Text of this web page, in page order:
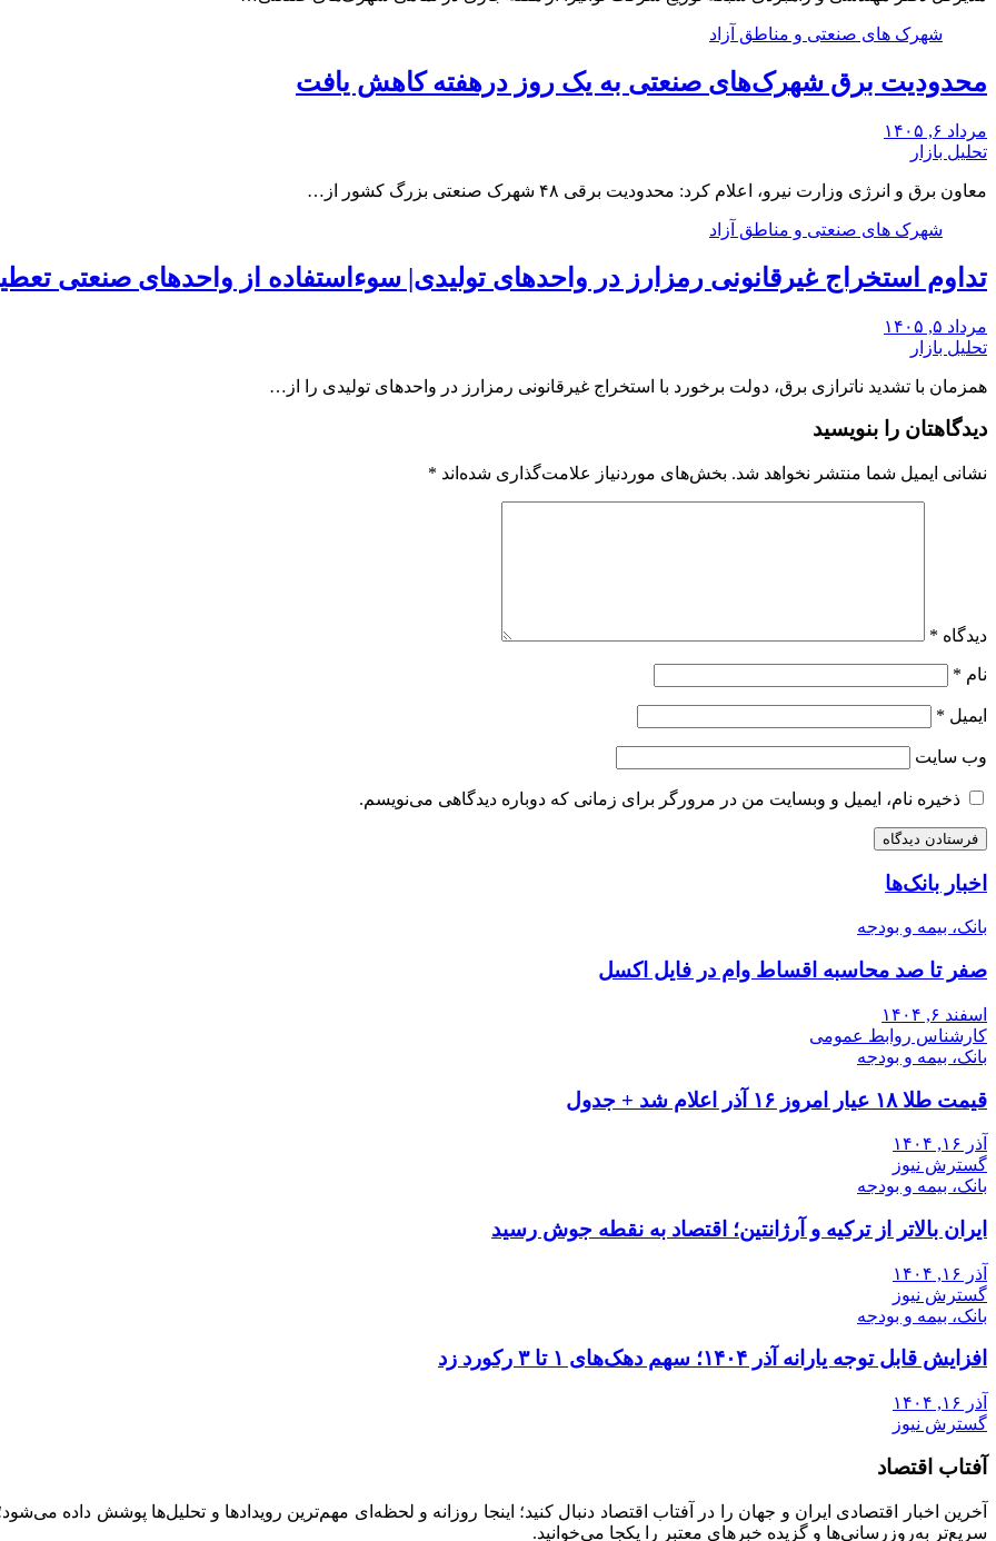
شهرک های صنعتی و مناطق آزاد
محدودیت برق شهرک‌های صنعتی به یک روز درهفته کاهش یافت
مرداد ۶, ۱۴۰۵
تحلیل بازار
معاون برق و انرژی وزارت نیرو، اعلام کرد: محدودیت برقی ۴۸ شهرک صنعتی بزرگ کشور از…
شهرک های صنعتی و مناطق آزاد
تداوم استخراج غیرقانونی رمزارز در واحدهای تولیدی| سوءاستفاده از واحدهای صنعتی
مرداد ۵, ۱۴۰۵
تحلیل بازار
همزمان با تشدید ناترازی برق، دولت برخورد با استخراج غیرقانونی رمزارز در واحدهای تولیدی را از…
دیدگاهتان را بنویسید
نشانی ایمیل شما منتشر نخواهد شد. بخش‌های موردنیاز علامت‌گذاری شده‌اند *
دیدگاه *
نام *
ایمیل *
وب‌ سایت
ذخیره نام، ایمیل و وبسایت من در مرورگر برای زمانی که دوباره دیدگاهی می‌نویسم.
اخبار بانک‌ها
بانک، بیمه و بودجه
صفر تا صد محاسبه اقساط وام در فایل اکسل
اسفند ۶, ۱۴۰۴
کارشناس روابط عمومی
بانک، بیمه و بودجه
قیمت طلا ۱۸ عیار امروز ۱۶ آذر اعلام شد + جدول
آذر ۱۶, ۱۴۰۴
گسترش نیوز
بانک، بیمه و بودجه
ایران بالاتر از ترکیه و آرژانتین؛ اقتصاد به نقطه جوش رسید
آذر ۱۶, ۱۴۰۴
گسترش نیوز
بانک، بیمه و بودجه
افزایش قابل توجه یارانه آذر ۱۴۰۴؛ سهم دهک‌های ۱ تا ۳ رکورد زد
آذر ۱۶, ۱۴۰۴
گسترش نیوز
آفتاب اقتصاد
آخرین اخبار اقتصادی ایران و جهان را در آفتاب اقتصاد دنبال کنید؛ اینجا روزانه و لحظه‌ای مهم‌ترین رویدادها و تحلیل‌ها پوشش داده
سریع‌تر به‌روزرسانی‌ها و گزیده خبرهای معتبر را یکجا می‌خوانید.